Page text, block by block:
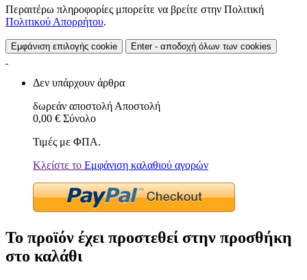
Περαιτέρω πληροφορίες μπορείτε να βρείτε στην Πολιτική
Πολιτικού Απορρήτου.
Εμφάνιση επιλογής cookie Enter - αποδοχή όλων των cookies
Δεν υπάρχουν άρθρα
δωρεάν αποστολή Αποστολή
0,00 € Σύνολο
Τιμές με ΦΠΑ.
Κλείστε το Εμφάνιση καλαθιού αγορών
Το προϊόν έχει προστεθεί στην προσθήκη
στο καλάθι